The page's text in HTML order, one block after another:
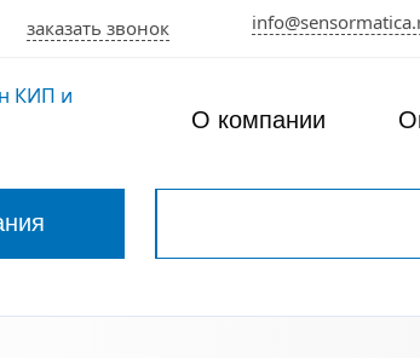
заказать звонок
О компании